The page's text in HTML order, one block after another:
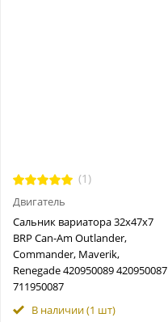
(1)
Двигатель
Сальник вариатора 32x47x7
BRP Can-Am Outlander,
Commander, Maverik,
Renegade 420950089 420950087
711950087
В наличии(1 шт)